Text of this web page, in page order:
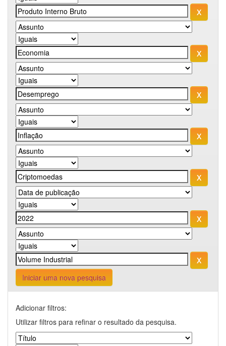
Iniciar uma nova pesquisa
Adicionar filtros:
Utilizar filtros para refinar o resultado da pesquisa.